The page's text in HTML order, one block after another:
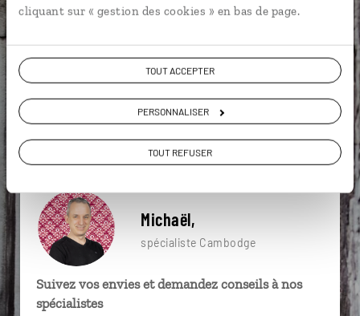
cliquant sur « gestion des cookies » en bas de page.
TOUT ACCEPTER
PERSONNALISER
TOUT REFUSER
Asie du Sud-Est
Apsaras Banteay Samré Bayon
Michaël,
spécialiste Cambodge
Suivez vos envies et demandez conseils à nos
spécialistes